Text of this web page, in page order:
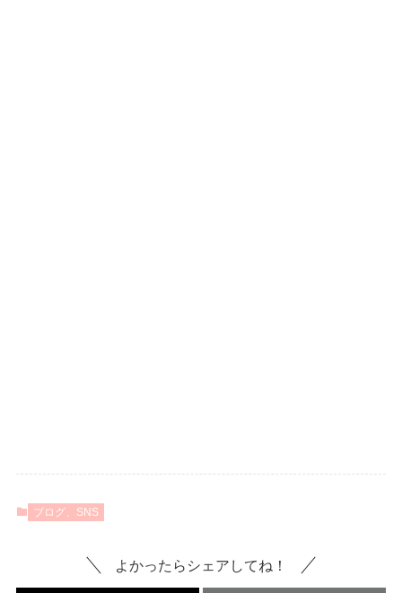
ブログ、SNS
よかったらシェアしてね！